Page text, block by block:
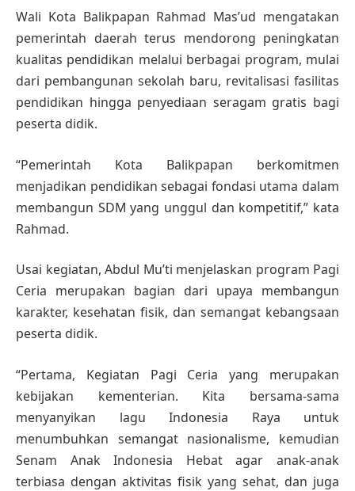
Wali Kota Balikpapan Rahmad Mas’ud mengatakan
pemerintah daerah terus mendorong peningkatan
kualitas pendidikan melalui berbagai program, mulai
dari pembangunan sekolah baru, revitalisasi fasilitas
pendidikan hingga penyediaan seragam gratis bagi
peserta didik.
“Pemerintah Kota Balikpapan berkomitmen
menjadikan pendidikan sebagai fondasi utama dalam
membangun SDM yang unggul dan kompetitif,” kata
Rahmad.
Usai kegiatan, Abdul Mu’ti menjelaskan program Pagi
Ceria merupakan bagian dari upaya membangun
karakter, kesehatan fisik, dan semangat kebangsaan
peserta didik.
“Pertama, Kegiatan Pagi Ceria yang merupakan
kebijakan kementerian. Kita bersama-sama
menyanyikan lagu Indonesia Raya untuk
menumbuhkan semangat nasionalisme, kemudian
Senam Anak Indonesia Hebat agar anak-anak
terbiasa dengan aktivitas fisik yang sehat, dan juga